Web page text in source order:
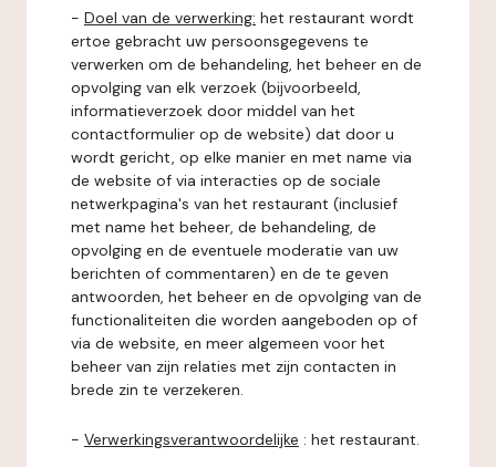
- Doel van de verwerking: het restaurant wordt
ertoe gebracht uw persoonsgegevens te
verwerken om de behandeling, het beheer en de
opvolging van elk verzoek (bijvoorbeeld,
informatieverzoek door middel van het
contactformulier op de website) dat door u
wordt gericht, op elke manier en met name via
de website of via interacties op de sociale
netwerkpagina's van het restaurant (inclusief
met name het beheer, de behandeling, de
opvolging en de eventuele moderatie van uw
berichten of commentaren) en de te geven
antwoorden, het beheer en de opvolging van de
functionaliteiten die worden aangeboden op of
via de website, en meer algemeen voor het
beheer van zijn relaties met zijn contacten in
brede zin te verzekeren.
- Verwerkingsverantwoordelijke : het restaurant.